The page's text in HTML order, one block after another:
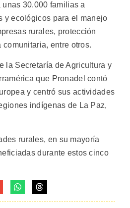
unas 30.000 familias a
y ecológicos para el manejo
rurales, protección
entre otros.
la Secretaría de Agricultura y
que Pronadel contó
y centró sus actividades
indígenas de La Paz,
rurales, en su mayoría
durante estos cinco